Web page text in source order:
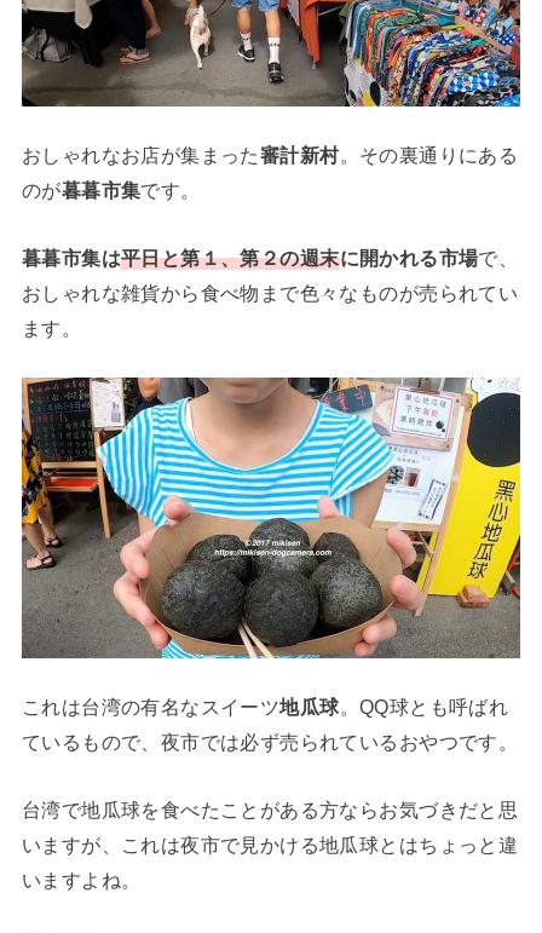
おしゃれなお店が集まった審計新村。その裏通りにある
のが暮暮市集です。
暮暮市集は平日と第１、第２の週末に開かれる市場で、
おしゃれな雑貨から食べ物まで色々なものが売られてい
ます。
これは台湾の有名なスイーツ地瓜球。QQ球とも呼ばれ
ているもので、夜市では必ず売られているおやつです。
台湾で地瓜球を食べたことがある方ならお気づきだと思
いますが、これは夜市で見かける地瓜球とはちょっと違
いますよね。